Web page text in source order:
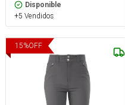
Disponible
+5 Vendidos
15%OFF